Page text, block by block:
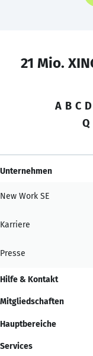
21 Mio.
A B C D
Q
Unternehmen
New Work SE
Karriere
Presse
Hilfe & Kontakt
Mitgliedschaften
Hauptbereiche
Services